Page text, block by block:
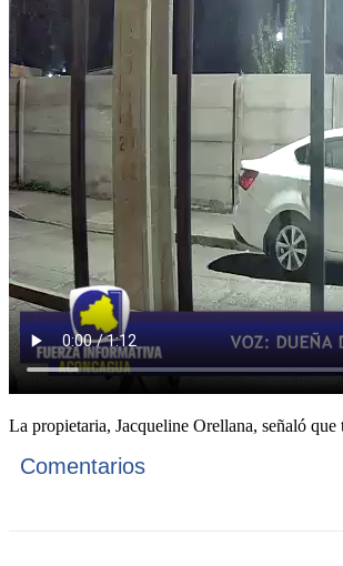
La propietaria, Jacqueline Orellana, señaló
Comentarios